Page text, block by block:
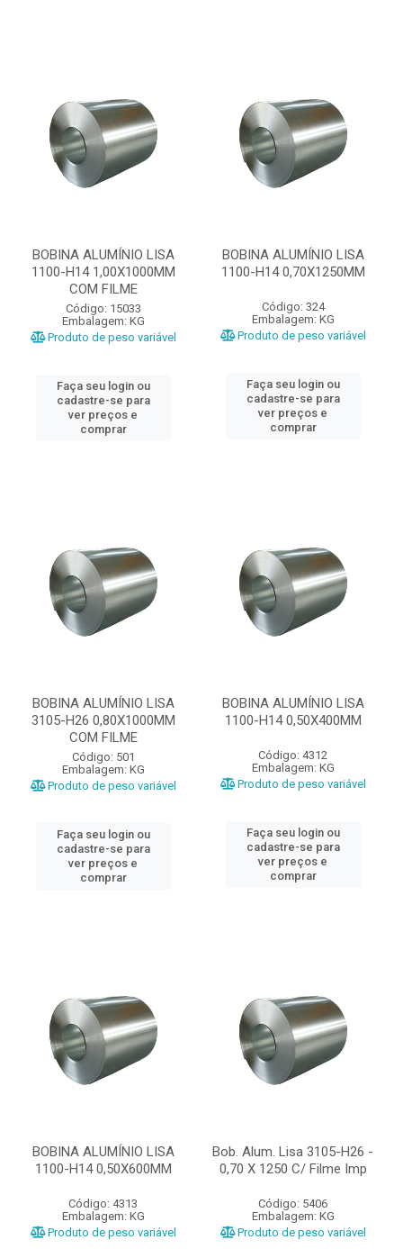
BOBINA ALUMÍNIO LISA
1100-H14 1,00X1000MM
COM FILME
Código: 15033
Embalagem: KG
Produto de peso variável
Faça seu login ou
cadastre-se para
ver preços e
comprar
BOBINA ALUMÍNIO LISA
1100-H14 0,70X1250MM
Código: 324
Embalagem: KG
Produto de peso variável
Faça seu login ou
cadastre-se para
ver preços e
comprar
BOBINA ALUMÍNIO LISA
3105-H26 0,80X1000MM
COM FILME
Código: 501
Embalagem: KG
Produto de peso variável
Faça seu login ou
cadastre-se para
ver preços e
comprar
BOBINA ALUMÍNIO LISA
1100-H14 0,50X400MM
Código: 4312
Embalagem: KG
Produto de peso variável
Faça seu login ou
cadastre-se para
ver preços e
comprar
BOBINA ALUMÍNIO LISA
1100-H14 0,50X600MM
Código: 4313
Embalagem: KG
Produto de peso variável
Bob. Alum. Lisa 3105-H26 -
0,70 X 1250 C/ Filme Imp
Código: 5406
Embalagem: KG
Produto de peso variável